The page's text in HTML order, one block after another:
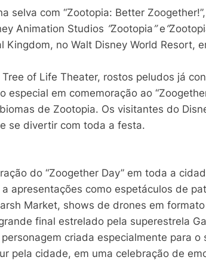
selva com “Zootopia: Better
Animation Studios “Zootopia”e “
Kingdom, no Walt Disney World Resort,
of Life Theater, rostos peludos já
especial em comemoração ao
de Zootopia. Os visitantes do
se divertir com toda a festa.
do “Zoogether Day” em toda a
apresentações como espetáculos de
Market, shows de drones em
final estrelado pela superestrela
criada especialmente para
pela cidade, em uma celebração de